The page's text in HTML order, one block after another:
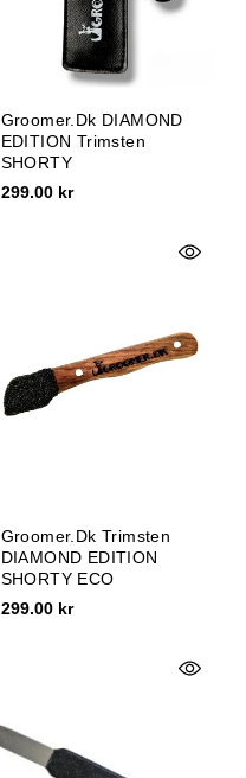
Groomer.dk DIAMOND
EDITION Trimsten
SHORTY
299.00 kr
Groomer.dk Trimsten
DIAMOND EDITION
SHORTY ECO
299.00 kr